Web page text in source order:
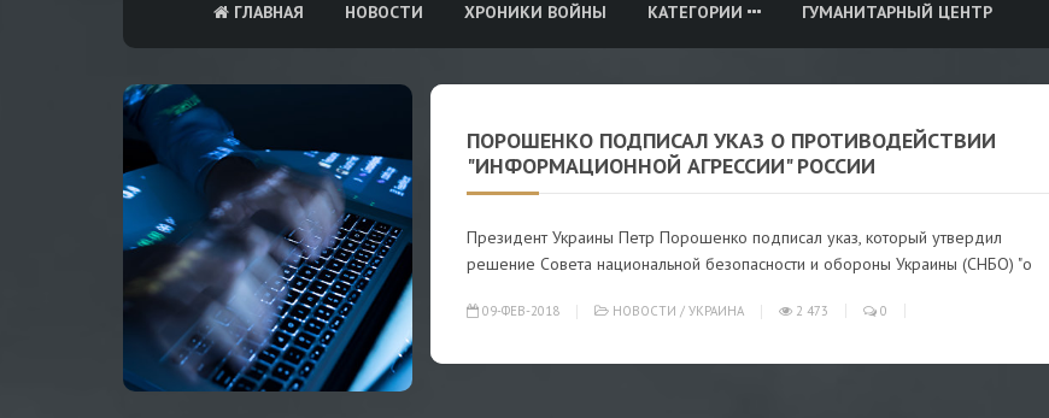
ГЛАВНАЯ НОВОСТИ ХРОНИКИ ВОЙНЫ КАТЕГОРИИ ГУМАНИТАРНЫЙ ЦЕНТР
ПОРОШЕНКО ПОДПИСАЛ УКАЗ О ПРОТИВОДЕЙСТВИИ
"ИНФОРМАЦИОННОЙ АГРЕССИИ" РОССИИ
Президент Украины Петр Порошенко подписал указ, который утвердил
решение Совета национальной безопасности и обороны Украины (СНБО) "о
09-ФЕВ-2018 НОВОСТИ / УКРАИНА 2 473 0